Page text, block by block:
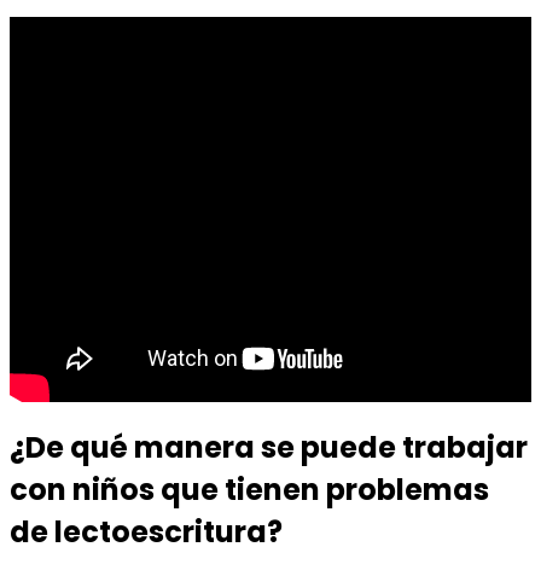
¿De qué manera se puede trabajar
con niños que tienen problemas
de lectoescritura?